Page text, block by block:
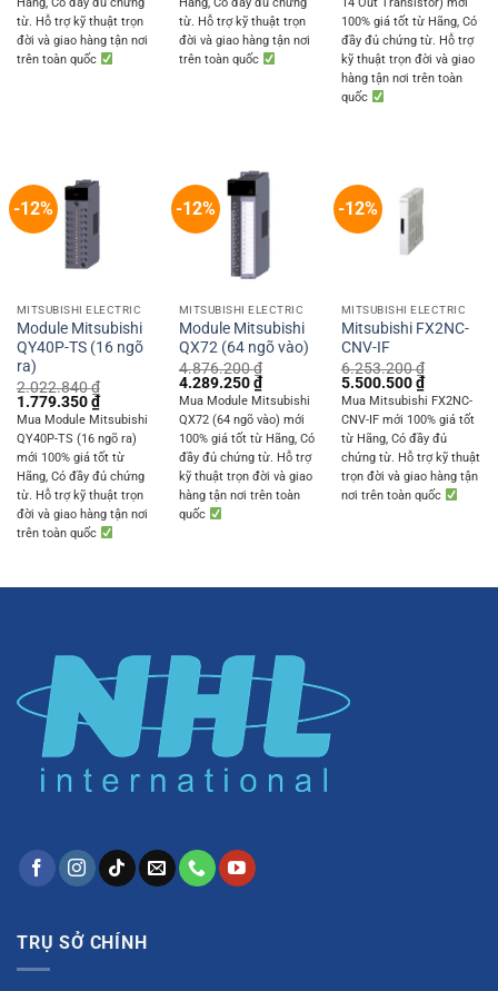
Hãng, Có đầy đủ chứng
từ. Hỗ trợ kỹ thuật trọn
đời và giao hàng tận nơi
trên toàn quốc
Hãng, Có đầy đủ chứng
từ. Hỗ trợ kỹ thuật trọn
đời và giao hàng tận nơi
trên toàn quốc
14 Out Transistor) mới
100% giá tốt từ Hãng, Có
đầy đủ chứng từ. Hỗ trợ
kỹ thuật trọn đời và giao
hàng tận nơi trên toàn
quốc
-12%
MITSUBISHI ELECTRIC
Module Mitsubishi
QY40P-TS (16 ngõ
ra)
2.022.840₫
Original
price
was:
2.022.840 ₫.
1.779.350₫Current
price
is:
1.779.350 ₫.
Mua Module Mitsubishi
QY40P-TS (16 ngõ ra)
mới 100% giá tốt từ
Hãng, Có đầy đủ chứng
từ. Hỗ trợ kỹ thuật trọn
đời và giao hàng tận nơi
trên toàn quốc
-12%
MITSUBISHI ELECTRIC
Module Mitsubishi
QX72 (64 ngõ vào)
4.876.200₫
Original
price
was:
4.876.200 ₫.
4.289.250₫Current
price
is:
4.289.250 ₫.
Mua Module Mitsubishi
QX72 (64 ngõ vào) mới
100% giá tốt từ Hãng, Có
đầy đủ chứng từ. Hỗ trợ
kỹ thuật trọn đời và giao
hàng tận nơi trên toàn
quốc
-12%
MITSUBISHI ELECTRIC
Mitsubishi FX2NC-
CNV-IF
6.253.200₫
Original
price
was:
6.253.200 ₫.
5.500.500₫Current
price
is:
5.500.500
Mua Mitsubishi FX2NC-
CNV-IF mới 100% giá tốt
từ Hãng, Có đầy đủ
chứng từ. Hỗ trợ kỹ thuật
trọn đời và giao hàng tận
nơi trên toàn quốc
TRỤ SỞ CHÍNH